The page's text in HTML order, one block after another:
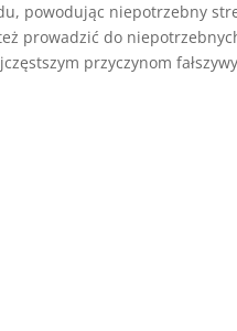
powodując niepotrzebny
prowadzić do
przyczynom